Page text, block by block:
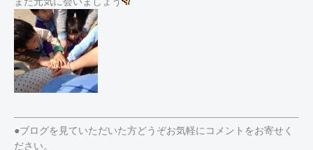
●ブログを見ていただいた方どうぞお気軽にコメントをお寄せく
ださい。